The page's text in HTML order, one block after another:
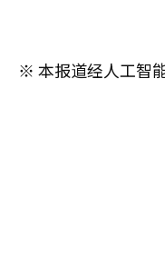
※ 本报道经人工智